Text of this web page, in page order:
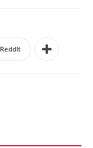
ReddIt